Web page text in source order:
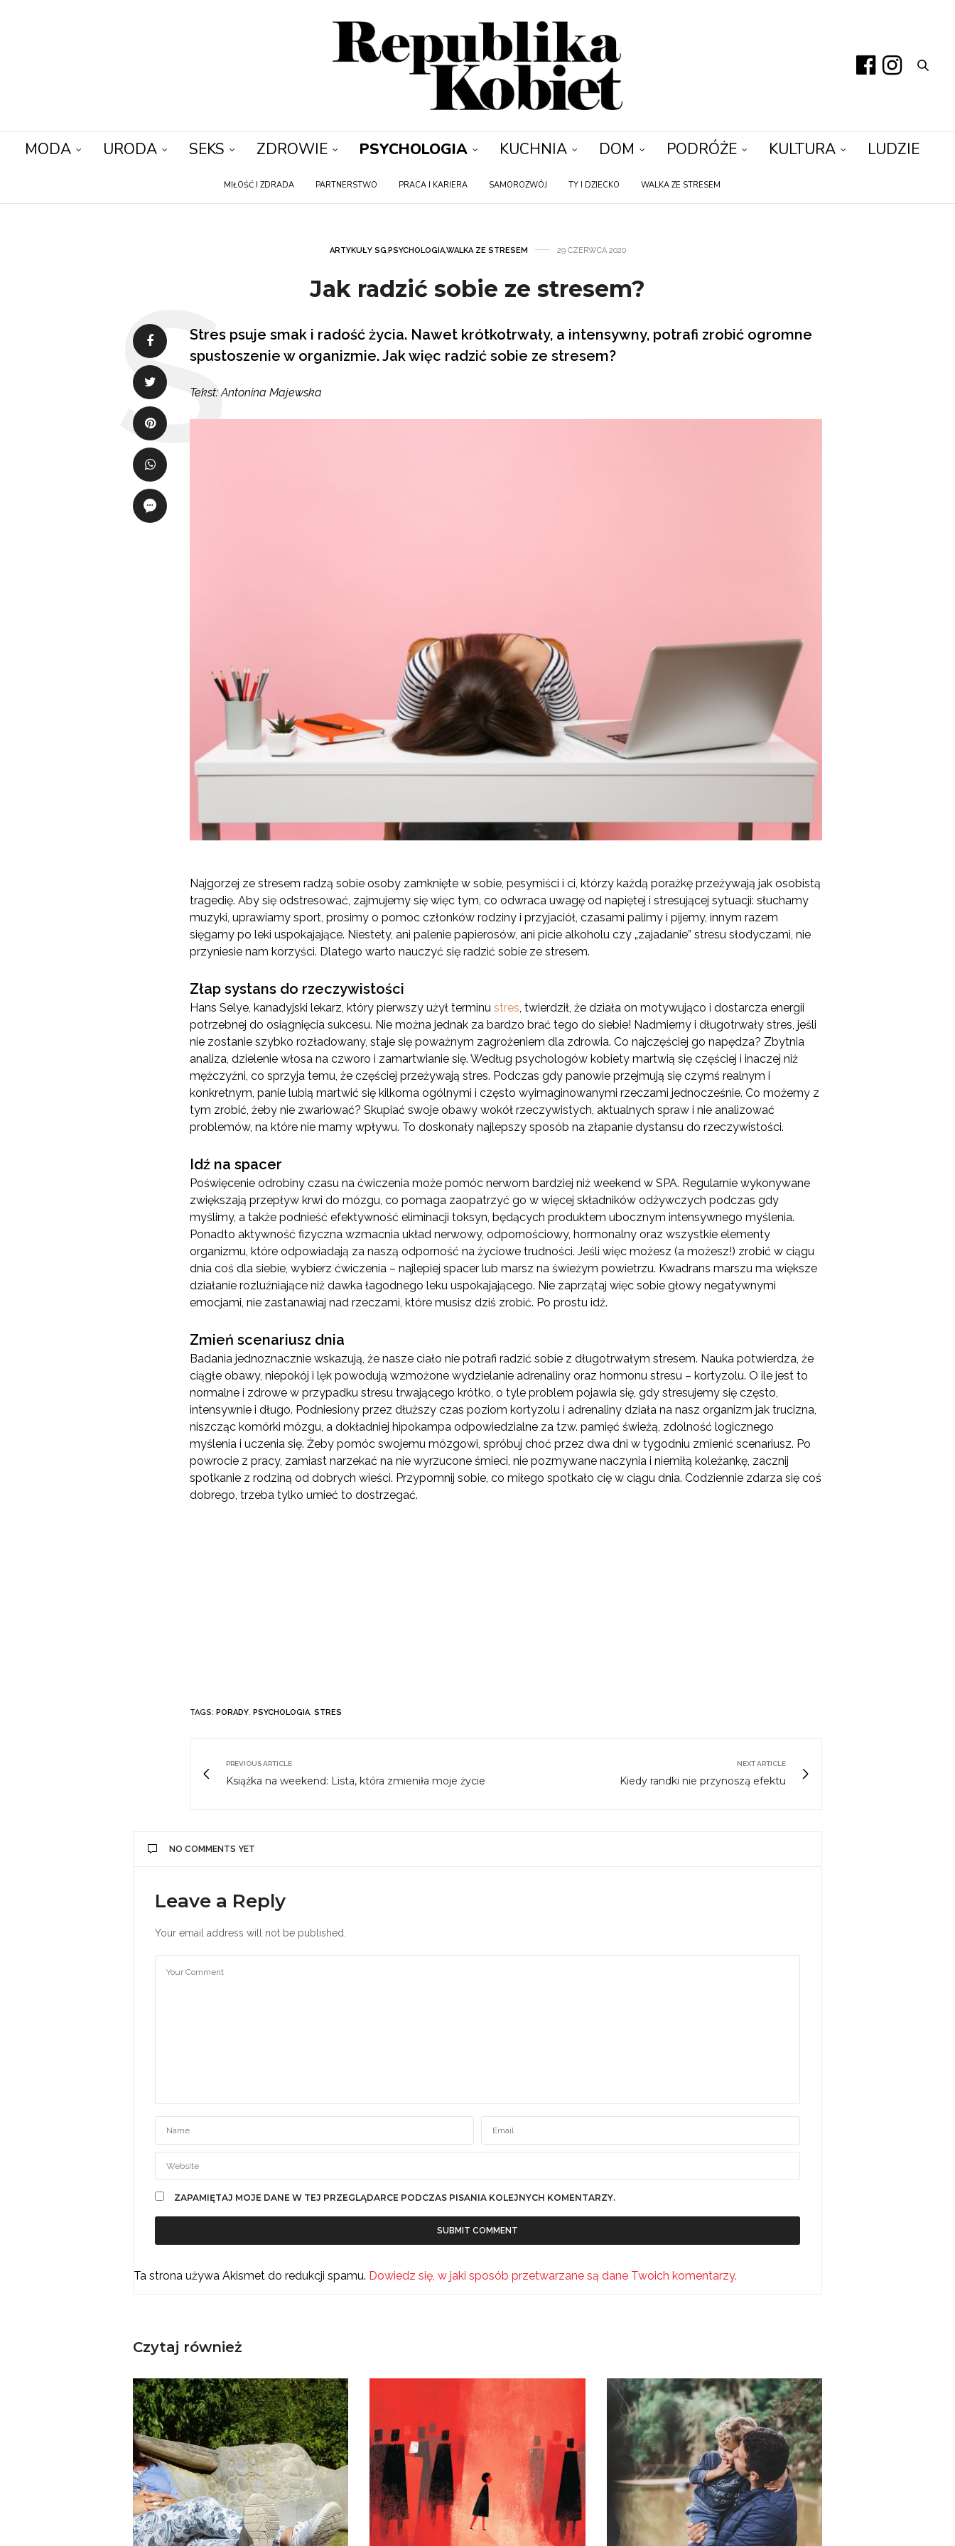
MODA URODA SEKS ZDROWIE PSYCHOLOGIA KUCHNIA DOM PODRÓŻE KULTURA LUDZIE
MIŁOŚĆ I ZDRADA PARTNERSTWO PRACA I KARIERA SAMOROZWÓJ TY I DZIECKO WALKA ZE STRESEM
ARTYKUŁY SG,PSYCHOLOGIA,WALKA ZE STRESEM 29 CZERWCA 2020
Jak radzić sobie ze stresem?
Stres psuje smak i radość życia. Nawet krótkotrwały, a intensywny, potrafi zrobić ogromne
spustoszenie w organizmie. Jak więc radzić sobie ze stresem?
Tekst: Antonina Majewska
Najgorzej ze stresem radzą sobie osoby zamknięte w sobie, pesymiści i ci, którzy każdą porażkę przeżywają jak osobistą
tragedię. Aby się odstresować, zajmujemy się więc tym, co odwraca uwagę od napiętej i stresującej sytuacji: słuchamy
muzyki, uprawiamy sport, prosimy o pomoc członków rodziny i przyjaciół, czasami palimy i pijemy, innym razem
sięgamy po leki uspokajające. Niestety, ani palenie papierosów, ani picie alkoholu czy „zajadanie” stresu słodyczami, nie
przyniesie nam korzyści. Dlatego warto nauczyć się radzić sobie ze stresem.
Złap systans do rzeczywistości
Hans Selye, kanadyjski lekarz, który pierwszy użył terminu stres, twierdził, że działa on motywująco i dostarcza energii
potrzebnej do osiągnięcia sukcesu. Nie można jednak za bardzo brać tego do siebie! Nadmierny i długotrwały stres, jeśli
nie zostanie szybko rozładowany, staje się poważnym zagrożeniem dla zdrowia. Co najczęściej go napędza? Zbytnia
analiza, dzielenie włosa na czworo i zamartwianie się. Według psychologów kobiety martwią się częściej i inaczej niż
mężczyźni, co sprzyja temu, że częściej przeżywają stres. Podczas gdy panowie przejmują się czymś realnym i
konkretnym, panie lubią martwić się kilkoma ogólnymi i często wyimaginowanymi rzeczami jednocześnie. Co możemy z
tym zrobić, żeby nie zwariować? Skupiać swoje obawy wokół rzeczywistych, aktualnych spraw i nie analizować
problemów, na które nie mamy wpływu. To doskonały najlepszy sposób na złapanie dystansu do rzeczywistości.
Idź na spacer
Poświęcenie odrobiny czasu na ćwiczenia może pomóc nerwom bardziej niż weekend w SPA. Regularnie wykonywane
zwiększają przepływ krwi do mózgu, co pomaga zaopatrzyć go w więcej składników odżywczych podczas gdy
myślimy, a także podnieść efektywność eliminacji toksyn, będących produktem ubocznym intensywnego myślenia.
Ponadto aktywność fizyczna wzmacnia układ nerwowy, odpornościowy, hormonalny oraz wszystkie elementy
organizmu, które odpowiadają za naszą odporność na życiowe trudności. Jeśli więc możesz (a możesz!) zrobić w ciągu
dnia coś dla siebie, wybierz ćwiczenia – najlepiej spacer lub marsz na świeżym powietrzu. Kwadrans marszu ma większe
działanie rozluźniające niż dawka łagodnego leku uspokajającego. Nie zaprzątaj więc sobie głowy negatywnymi
emocjami, nie zastanawiaj nad rzeczami, które musisz dziś zrobić. Po prostu idź.
Zmień scenariusz dnia
Badania jednoznacznie wskazują, że nasze ciało nie potrafi radzić sobie z długotrwałym stresem. Nauka potwierdza, że
ciągłe obawy, niepokój i lęk powodują wzmożone wydzielanie adrenaliny oraz hormonu stresu – kortyzolu. O ile jest to
normalne i zdrowe w przypadku stresu trwającego krótko, o tyle problem pojawia się, gdy stresujemy się często,
intensywnie i długo. Podniesiony przez dłuższy czas poziom kortyzolu i adrenaliny działa na nasz organizm jak trucizna,
niszcząc komórki mózgu, a dokładniej hipokampa odpowiedzialne za tzw. pamięć świeżą, zdolność logicznego
myślenia i uczenia się. Żeby pomóc swojemu mózgowi, spróbuj choć przez dwa dni w tygodniu zmienić scenariusz. Po
powrocie z pracy, zamiast narzekać na nie wyrzucone śmieci, nie pozmywane naczynia i niemiłą koleżankę, zacznij
spotkanie z rodziną od dobrych wieści. Przypomnij sobie, co miłego spotkało cię w ciągu dnia. Codziennie zdarza się coś
dobrego, trzeba tylko umieć to dostrzegać.
TAGS: PORADY, PSYCHOLOGIA, STRES
PREVIOUS ARTICLE
Książka na weekend: Lista, która zmieniła moje życie
NEXT ARTICLE
Kiedy randki nie przynoszą efektu
NO COMMENTS YET
Leave a Reply
Your email address will not be published.
ZAPAMIĘTAJ MOJE DANE W TEJ PRZEGLĄDARCE PODCZAS PISANIA KOLEJNYCH KOMENTARZY.
Ta strona używa Akismet do redukcji spamu. Dowiedz się, w jaki sposób przetwarzane są dane Twoich komentarzy.
Czytaj również